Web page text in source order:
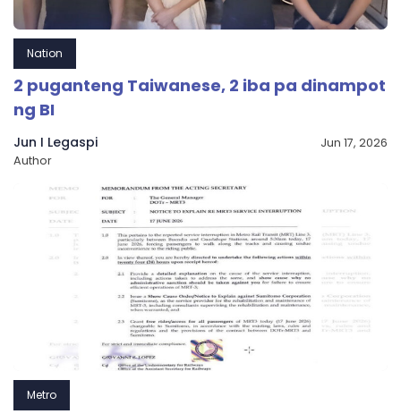
Nation
2 puganteng Taiwanese, 2 iba pa dinampot
ng BI
Jun I Legaspi
Author
Jun 17, 2026
Metro